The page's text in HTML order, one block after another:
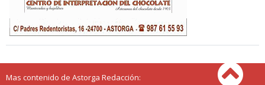
Mas contenido de Astorga Redacción: